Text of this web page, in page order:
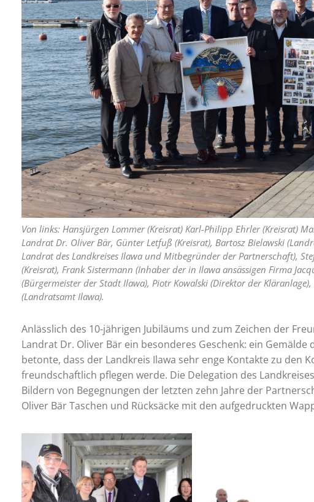
Von links: Hansjürgen Lommer (Kreisrat) Karl-Philipp Ehrler (Kreisrat)
Landrat Dr. Oliver Bär, Günter Letfuß (Kreisrat), Bartosz Bielawski
Landrat des Landkreises Ilawa und Mitbegründer der Partnerschaft),
(Kreisrat), Frank Sistermann (Inhaber der in Ilawa ansässigen Firma
(Bürgermeister der Stadt Ilawa), Piotr Kowalski (Direktor der
(Landratsamt Ilawa).
Anlässlich des 10-jährigen Jubiläums und zum Zeichen der
Landrat Dr. Oliver Bär ein besonderes Geschenk: ein Gemälde
betonte, dass der Landkreis Ilawa sehr enge Kontakte zu den
freundschaftlich pflegen werde. Die Delegation des
Bildern von Begegnungen der letzten zehn Jahre der
Oliver Bär Taschen und Rücksäcke mit den aufgedruckten